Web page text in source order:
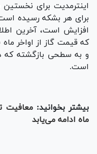
برای هر بشکه رسیده
افزایش است، آخرین
و به سطحی بازگشته که
است.
بیشتر بخوانید:
ماه ادامه می‌یابد